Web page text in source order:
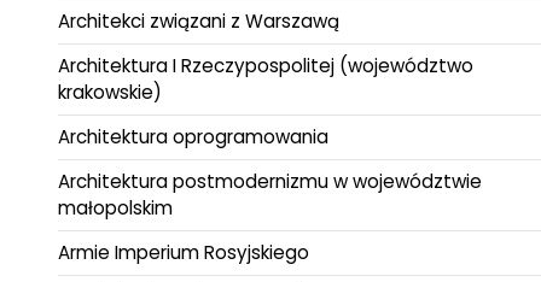
Architekci związani z Warszawą
Architektura I Rzeczypospolitej (województwo
krakowskie)
Architektura oprogramowania
Architektura postmodernizmu w województwie
małopolskim
Armie Imperium Rosyjskiego